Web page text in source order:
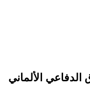
الدفاعي الألماني